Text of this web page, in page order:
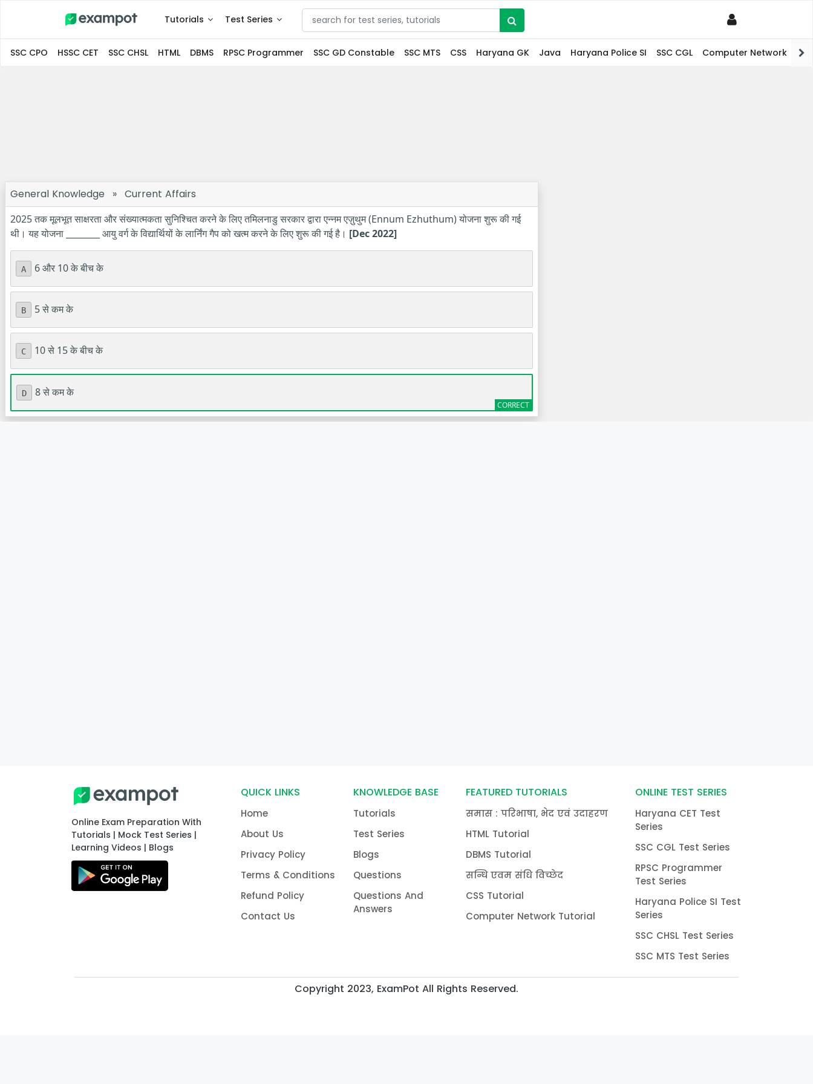
Tutorials Test Series
SSC CPO HSSC CET SSC CHSL HTML DBMS RPSC Programmer SSC GD Constable SSC MTS CSS Haryana GK Java Haryana Police SI SSC CGL Computer Network PHP
General Knowledge » Current Affairs
2025 तक मूलभूत साक्षरता और संख्यात्मकता सुनिश्चित करने के लिए तमिलनाडु सरकार द्वारा एन्नम एज़ुथुम (Ennum Ezhuthum) योजना शुरू की गई
थी। यह योजना ________ आयु वर्ग के विद्यार्थियों के लार्निंग गैप को खत्म करने के लिए शुरू की गई है। [Dec 2022]
A 6 और 10 के बीच के
B 5 से कम के
C 10 से 15 के बीच के
D 8 से कम के
Online Exam Preparation With
Tutorials | Mock Test Series |
Learning Videos | Blogs
QUICK LINKS
Home
About Us
Privacy Policy
Terms & Conditions
Refund Policy
Contact Us
KNOWLEDGE BASE
Tutorials
Test Series
Blogs
Questions
Questions And
Answers
FEATURED TUTORIALS
समास : परिभाषा, भेद एवं उदाहरण
HTML Tutorial
DBMS Tutorial
सन्धि एवम संधि विच्छेद
CSS Tutorial
Computer Network Tutorial
ONLINE TEST SERIES
Haryana CET Test
Series
SSC CGL Test Series
RPSC Programmer
Test Series
Haryana Police SI Test
Series
SSC CHSL Test Series
SSC MTS Test Series
Copyright 2023, ExamPot All Rights Reserved.